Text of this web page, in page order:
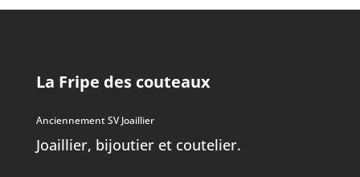
La Fripe des couteaux
Anciennement SV Joaillier
Joaillier, bijoutier et coutelier.